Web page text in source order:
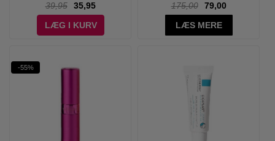
39,95
35,95
LÆG I KURV
175,00
79,00
LÆS MERE
-55%